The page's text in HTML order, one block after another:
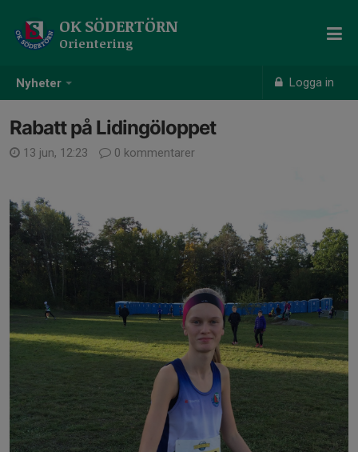
Nyheter Logga in
OK SÖDERTÖRN
Orientering
Rabatt på Lidingöloppet
13 jun, 12:23 0 kommentarer